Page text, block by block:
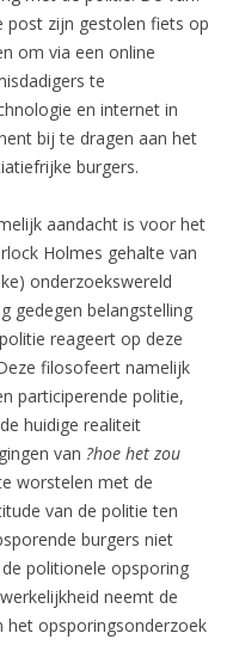
post zijn gestolen fiets op
om via een online
te
en internet in
bij te dragen aan het
burgers.
aandacht is voor het
Holmes gehalte van
onderzoekswereld
gedegen belangstelling
reageert op deze
filosofeert namelijk
participerende politie,
huidige realiteit
van ?hoe het zou
worstelen met de
van de politie ten
burgers niet
politionele opsporing
neemt de
het opsporingsonderzoek